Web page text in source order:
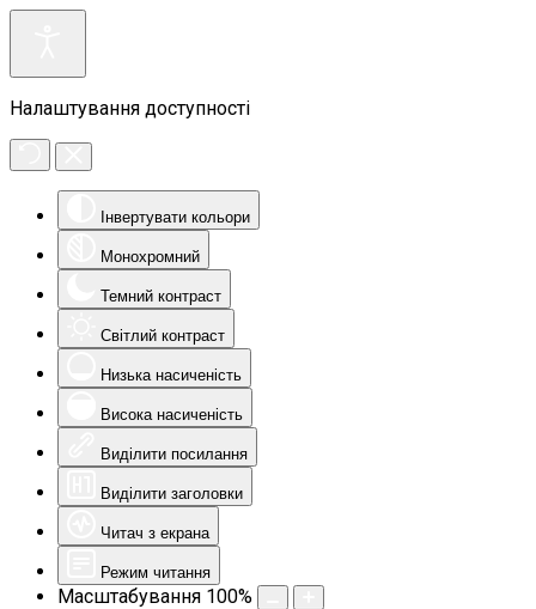
Налаштування доступності
Інвертувати кольори
Монохромний
Темний контраст
Світлий контраст
Низька насиченість
Висока насиченість
Виділити посилання
Виділити заголовки
Читач з екрана
Режим читання
Масштабування 100%